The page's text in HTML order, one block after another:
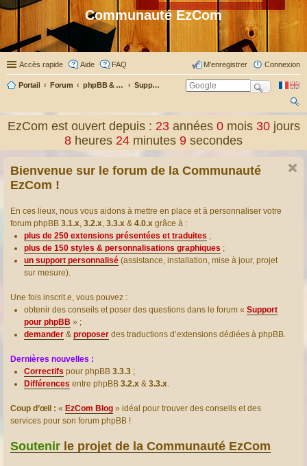
Communauté EzCom
Accès rapide Aide FAQ Connexion
M’enregistrer
Portail Forum phpBB & Co Support pour phpBB
ch
er
EzCom est ouvert depuis : 23 années0 mois30 jours
8 heures 24 minutes 9 secondes
Bienvenue sur le forum de la Communauté
EzCom !
En ces lieux, nous vous aidons à mettre en place et à personnaliser votre
forum phpBB 3.1.x, 3.2.x, 3.3.x & 4.0.x grâce à :
plus de 250 extensions présentées et traduites ;
plus de 150 styles & personnalisations graphiques ;
un support personnalisé (assistance, installation, mise à jour, projet
sur mesure).
Une fois inscrit.e, vous pouvez :
obtenir des conseils et poser des questions dans le forum « Support
pour phpBB » ;
demander & proposer des traductions d’extensions dédiées à phpBB.
Dernières nouvelles :
Correctifs pour phpBB 3.3.3 ;
Différences entre phpBB 3.2.x & 3.3.x.
Coup d’œil : « EzCom Blog » idéal pour trouver des conseils et des
services pour son forum phpBB !
Soutenir le projet de la Communauté EzCom.